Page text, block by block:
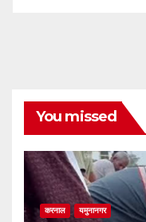
You missed
करनाल यमुनानगर